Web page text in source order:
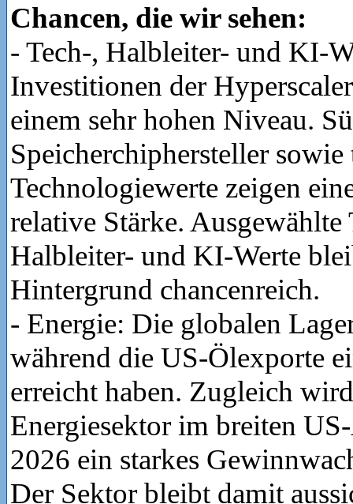
Chancen, die wir sehen:
- Tech-, Halbleiter- und KI-
Investitionen der
einem sehr hohen Niveau.
Speicherchiphersteller sowie
Technologiewerte zeigen
relative Stärke. Ausgewählte
Halbleiter- und KI-Werte
Hintergrund chancenreich.
- Energie: Die globalen
während die US-Ölexporte
erreicht haben. Zugleich
Energiesektor im breiten
2026 ein starkes
Der Sektor bleibt damit